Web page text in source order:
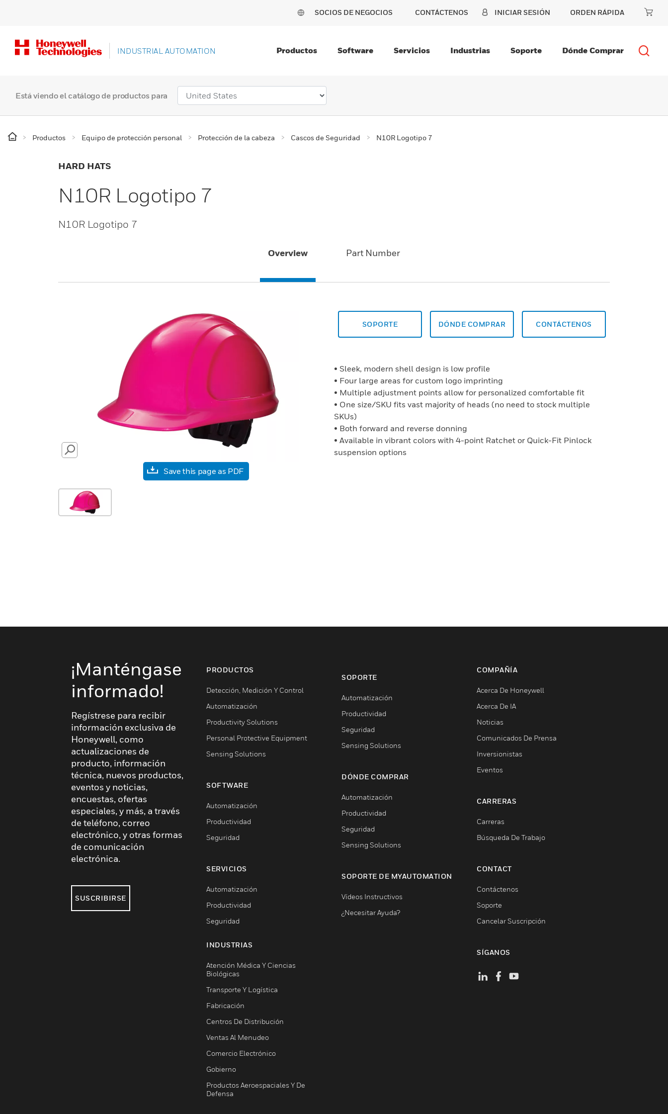
SOCIOS DE NEGOCIOS CONTÁCTENOS INICIAR SESIÓN ORDEN RÁPIDA
INDUSTRIAL AUTOMATION Productos Software Servicios Industrias Soporte Dónde Comprar
Está viendo el catálogo de productos para
Productos Equipo de protección personal Protección de la cabeza Cascos de Seguridad N10R Logotipo 7
HARD HATS
N10R Logotipo 7
N10R Logotipo 7
Overview Part Number
SEARCH
Save this page as PDF
SOPORTE DÓNDE COMPRAR CONTÁCTENOS
• Sleek, modern shell design is low profile
• Four large areas for custom logo imprinting
• Multiple adjustment points allow for personalized comfortable fit
• One size/SKU fits vast majority of heads (no need to stock multiple
SKUs)
• Both forward and reverse donning
• Available in vibrant colors with 4-point Ratchet or Quick-Fit Pinlock
suspension options
¡Manténgase
informado!
Regístrese para recibir
información exclusiva de
Honeywell, como
actualizaciones de
producto, información
técnica, nuevos productos,
eventos y noticias,
encuestas, ofertas
especiales, y más, a través
de teléfono, correo
electrónico, y otras formas
de comunicación
electrónica.
SUSCRIBIRSE
PRODUCTOS
Detección, Medición Y Control
Automatización
Productivity Solutions
Personal Protective Equipment
Sensing Solutions
SOFTWARE
Automatización
Productividad
Seguridad
SERVICIOS
Automatización
Productividad
Seguridad
INDUSTRIAS
Atención Médica Y Ciencias
Biológicas
Transporte Y Logística
Fabricación
Centros De Distribución
Ventas Al Menudeo
Comercio Electrónico
Gobierno
Productos Aeroespaciales Y De
Defensa
SOPORTE
Automatización
Productividad
Seguridad
Sensing Solutions
DÓNDE COMPRAR
Automatización
Productividad
Seguridad
Sensing Solutions
SOPORTE DE MYAUTOMATION
Vídeos Instructivos
¿Necesitar Ayuda?
COMPAÑÍA
Acerca De Honeywell
Acerca De IA
Noticias
Comunicados De Prensa
Inversionistas
Eventos
CARRERAS
Carreras
Búsqueda De Trabajo
CONTACT
Contáctenos
Soporte
Cancelar Suscripción
SÍGANOS